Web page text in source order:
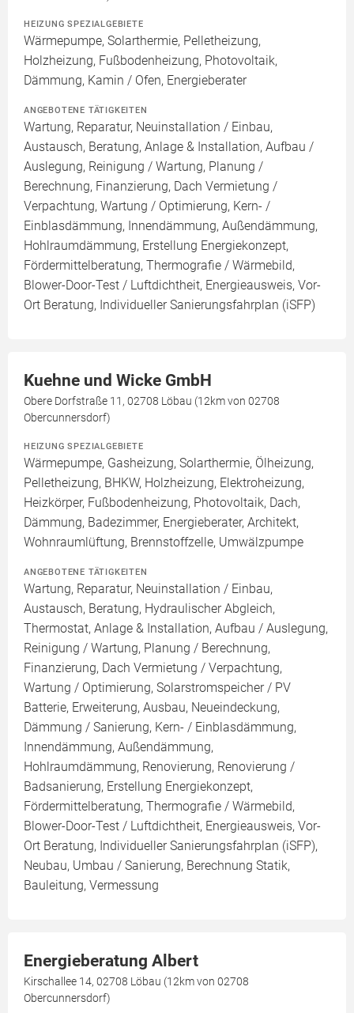
HEIZUNG SPEZIALGEBIETE
Wärmepumpe, Solarthermie, Pelletheizung,
Holzheizung, Fußbodenheizung, Photovoltaik,
Dämmung, Kamin / Ofen, Energieberater
ANGEBOTENE TÄTIGKEITEN
Wartung, Reparatur, Neuinstallation / Einbau,
Austausch, Beratung, Anlage & Installation, Aufbau /
Auslegung, Reinigung / Wartung, Planung /
Berechnung, Finanzierung, Dach Vermietung /
Verpachtung, Wartung / Optimierung, Kern- /
Einblasdämmung, Innendämmung, Außendämmung,
Hohlraumdämmung, Erstellung Energiekonzept,
Fördermittelberatung, Thermografie / Wärmebild,
Blower-Door-Test / Luftdichtheit, Energieausweis, Vor-
Ort Beratung, Individueller Sanierungsfahrplan (iSFP)
Kuehne und Wicke GmbH
Obere Dorfstraße 11, 02708 Löbau (12km von 02708
Obercunnersdorf)
HEIZUNG SPEZIALGEBIETE
Wärmepumpe, Gasheizung, Solarthermie, Ölheizung,
Pelletheizung, BHKW, Holzheizung, Elektroheizung,
Heizkörper, Fußbodenheizung, Photovoltaik, Dach,
Dämmung, Badezimmer, Energieberater, Architekt,
Wohnraumlüftung, Brennstoffzelle, Umwälzpumpe
ANGEBOTENE TÄTIGKEITEN
Wartung, Reparatur, Neuinstallation / Einbau,
Austausch, Beratung, Hydraulischer Abgleich,
Thermostat, Anlage & Installation, Aufbau / Auslegung,
Reinigung / Wartung, Planung / Berechnung,
Finanzierung, Dach Vermietung / Verpachtung,
Wartung / Optimierung, Solarstromspeicher / PV
Batterie, Erweiterung, Ausbau, Neueindeckung,
Dämmung / Sanierung, Kern- / Einblasdämmung,
Innendämmung, Außendämmung,
Hohlraumdämmung, Renovierung, Renovierung /
Badsanierung, Erstellung Energiekonzept,
Fördermittelberatung, Thermografie / Wärmebild,
Blower-Door-Test / Luftdichtheit, Energieausweis, Vor-
Ort Beratung, Individueller Sanierungsfahrplan (iSFP),
Neubau, Umbau / Sanierung, Berechnung Statik,
Bauleitung, Vermessung
Energieberatung Albert
Kirschallee 14, 02708 Löbau (12km von 02708
Obercunnersdorf)